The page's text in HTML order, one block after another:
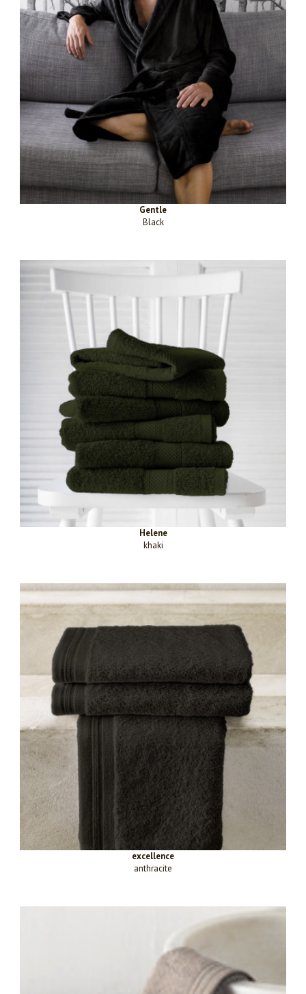
Gentle
Black
Helene
khaki
excellence
anthracite